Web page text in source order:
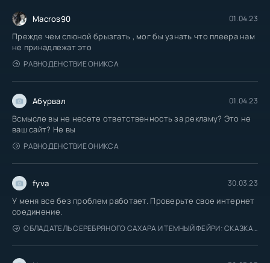
Macros90 01.04.23
Прежде чем слюной брызгать , мог бы узнать что плеера нам
не принадлежат это
РАВНОДЕНСТВИЕ ОНИКСА
Абурвал 01.04.23
Всмысле вы не несете ответственность за рекламу? Это не
ваш сайт? Не вы
РАВНОДЕНСТВИЕ ОНИКСА
fyva 30.03.23
У меня все без проблем работает. Проверьте свое интернет
соединение.
ОБЛАДАТЕЛЬ СЕРЕБРЯНОГО САХАРА И ТЕМНЫЙ ФЕЙРИ: СКАЗКА О САХАРНОМ ЯБЛОКЕ